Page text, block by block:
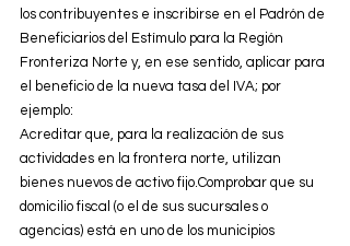
los contribuyentes e inscribirse en el Padrón de
Beneficiarios del Estímulo para la Región
Fronteriza Norte y, en ese sentido, aplicar para
el beneficio de la nueva tasa del IVA; por
ejemplo:
Acreditar que, para la realización de sus
actividades en la frontera norte, utilizan
bienes nuevos de activo fijo.Comprobar que su
domicilio fiscal (o el de sus sucursales o
agencias) está en uno de los municipios